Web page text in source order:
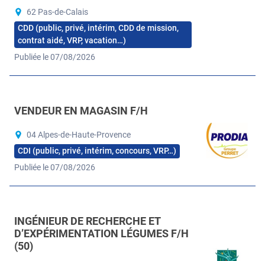
62 Pas-de-Calais
CDD (public, privé, intérim, CDD de mission,
contrat aidé, VRP, vacation…)
Publiée le 07/08/2026
VENDEUR EN MAGASIN F/H
04 Alpes-de-Haute-Provence
CDI (public, privé, intérim, concours, VRP…)
Publiée le 07/08/2026
INGÉNIEUR DE RECHERCHE ET
D’EXPÉRIMENTATION LÉGUMES F/H
(50)